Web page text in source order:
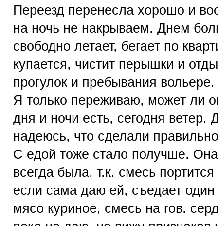
Переезд перенесла хорошо и
на ночь не накрываем. Днем
свободно летает, бегает по
купается, чистит перышки и
прогулок и пребывания вольере.
Я только переживаю, может ли
дня и ночи есть, сегодня
надеюсь, что сделали
С едой тоже стало получше.
всегда была, т.к. смесь
если сама даю ей, съедает
мясо куриное, смесь на гов.